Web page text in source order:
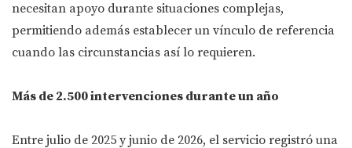
necesitan apoyo durante situaciones complejas,
permitiendo además establecer un vínculo de referencia
cuando las circunstancias así lo requieren.
Más de 2.500 intervenciones durante un año
Entre julio de 2025 y junio de 2026, el servicio registró una